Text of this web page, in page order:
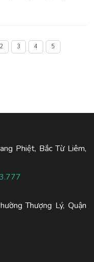
2 3 4
5
Phiệt, Bắc Từ Liêm,
Thượng Lý, Quận